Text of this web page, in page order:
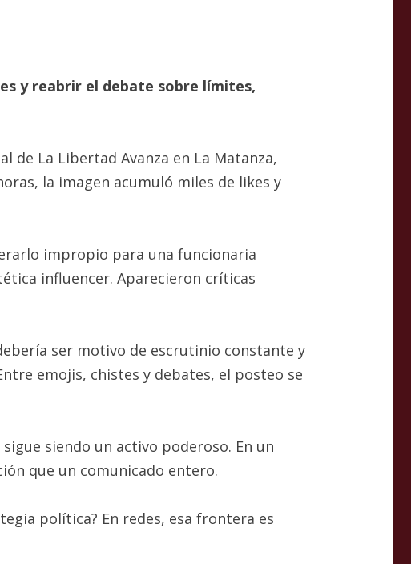
y reabrir el debate sobre límites,
de La Libertad Avanza en La Matanza,
la imagen acumuló miles de likes y
impropio para una funcionaria
influencer. Aparecieron críticas
ser motivo de escrutinio constante y
emojis, chistes y debates, el posteo se
siendo un activo poderoso. En un
que un comunicado entero.
política? En redes, esa frontera es